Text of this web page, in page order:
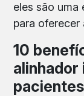
eles são uma
para oferecer
10
alinhador
pacientes